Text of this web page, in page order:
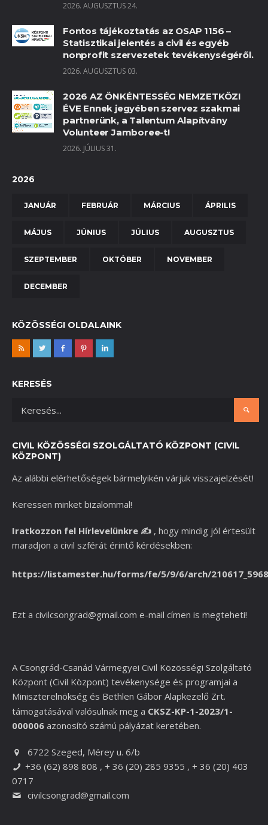
2026. AUGUSZTUS 24.
Fontos tájékoztatás az OSAP 1156 –
Statisztikai jelentés a civil és egyéb
nonprofit szervezetek tevékenységéről.
2026. AUGUSZTUS 03.
2026 AZ ÖNKÉNTESSÉG NEMZETKÖZI
ÉVE Ennek jegyében szervez szakmai
partnerünk, a Talentum Alapítvány
Volunteer Jamboree-t!
2026. JÚLIUS 31.
2026
JANUÁR FEBRUÁR MÁRCIUS ÁPRILIS
MÁJUS JÚNIUS JÚLIUS AUGUSZTUS
SZEPTEMBER OKTÓBER NOVEMBER
DECEMBER
KÖZÖSSÉGI OLDALAINK
KERESÉS
CIVIL KÖZÖSSÉGI SZOLGÁLTATÓ KÖZPONT (CIVIL
KÖZPONT)
Az alábbi elérhetőségek bármelyikén várjuk visszajelzését!
Keressen minket bizalommal!
Iratkozzon fel Hírlevelünkre ✍️ , hogy mindig jól értesült
maradjon a civil szférát érintő kérdésekben:
https://listamester.hu/forms/fe/5/9/6/arch/
Ezt a civilcsongrad@gmail.com e-mail címen is megteheti!
A Csongrád-Csanád Vármegyei Civil Közösségi Szolgáltató
Központ (Civil Központ) tevékenysége és programjai a
Miniszterelnökség és Bethlen Gábor Alapkezelő Zrt.
támogatásával valósulnak meg a CKSZ-KP-1-2023/1-
000006 azonosító számú pályázat keretében.
6722 Szeged, Mérey u. 6/b
+36 (62) 898 808 , + 36 (20) 285 9355 , + 36 (20) 403
0717
civilcsongrad@gmail.com